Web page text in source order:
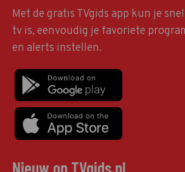
Met de gratis TVgids app kun je
tv is, eenvoudig je favoriete
en alerts instellen.
Nieuw op TVgids.nl